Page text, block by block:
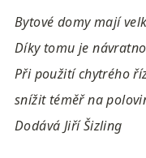
Bytové domy mají
Díky tomu je
Při použití chytrého
snížit téměř na
Dodává Jiří Šizling